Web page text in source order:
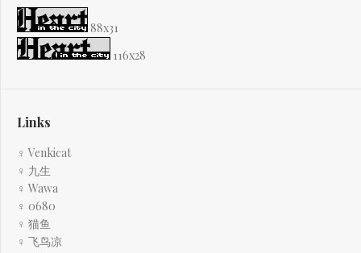
88x31
116x28
Links
♀ Venkicat
♀ 九生
♀ Wawa
♀ 0680
♀ 猫鱼
♀ 飞鸟凉